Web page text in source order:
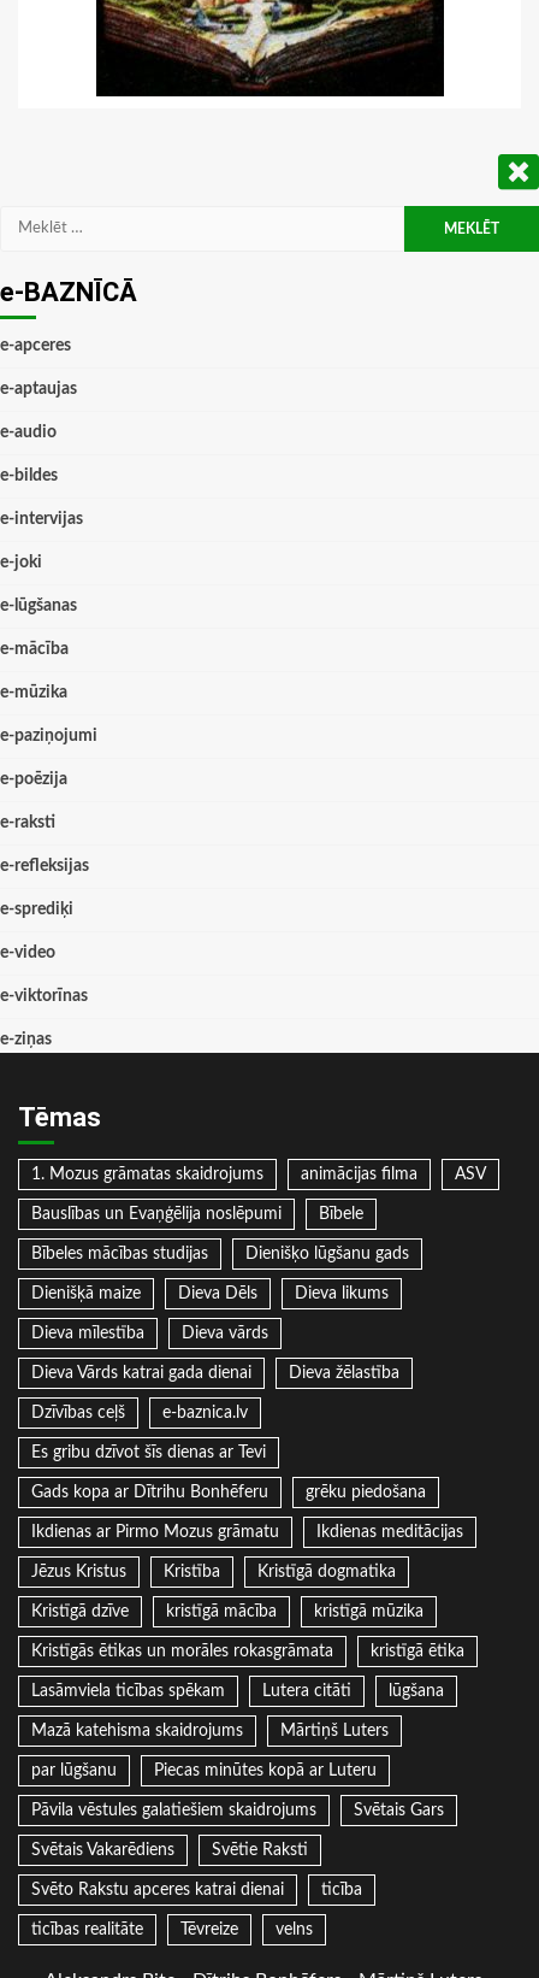
Meklēt:
e-BAZNĪCĀ
e-apceres
e-aptaujas
e-audio
e-bildes
e-intervijas
e-joki
e-lūgšanas
e-mācība
e-mūzika
e-paziņojumi
e-poēzija
e-raksti
e-refleksijas
e-sprediķi
e-video
e-viktorīnas
e-ziņas
Tēmas
1. Mozus grāmatas skaidrojums animācijas filma ASV
Bauslības un Evaņģēlija noslēpumi Bībele
Bībeles mācības studijas Dienišķo lūgšanu gads
Dienišķā maize Dieva Dēls Dieva likums
Dieva mīlestība Dieva vārds
Dieva Vārds katrai gada dienai Dieva žēlastība
Dzīvības ceļš e-baznica.lv
Es gribu dzīvot šīs dienas ar Tevi
Gads kopa ar Dītrihu Bonhēferu grēku piedošana
Ikdienas ar Pirmo Mozus grāmatu Ikdienas meditācijas
Jēzus Kristus Kristība Kristīgā dogmatika
Kristīgā dzīve kristīgā mācība kristīgā mūzika
Kristīgās ētikas un morāles rokasgrāmata kristīgā ētika
Lasāmviela ticības spēkam Lutera citāti lūgšana
Mazā katehisma skaidrojums Mārtiņš Luters
par lūgšanu Piecas minūtes kopā ar Luteru
Pāvila vēstules galatiešiem skaidrojums Svētais Gars
Svētais Vakarēdiens Svētie Raksti
Svēto Rakstu apceres katrai dienai ticība
ticības realitāte Tēvreize velns